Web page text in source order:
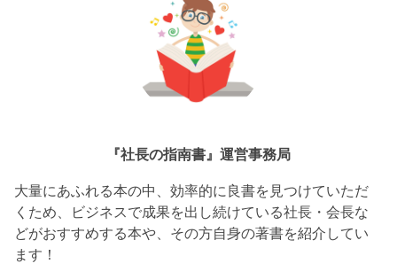
『社長の指南書』運営事務局
大量にあふれる本の中、効率的に良書を見つけていただ
くため、ビジネスで成果を出し続けている社長・会長な
どがおすすめする本や、その方自身の著書を紹介してい
ます！